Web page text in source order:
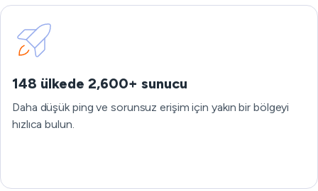
148 ülkede 2,600+ sunucu
Daha düşük ping ve sorunsuz erişim için yakın bir bölgeyi
hızlıca bulun.